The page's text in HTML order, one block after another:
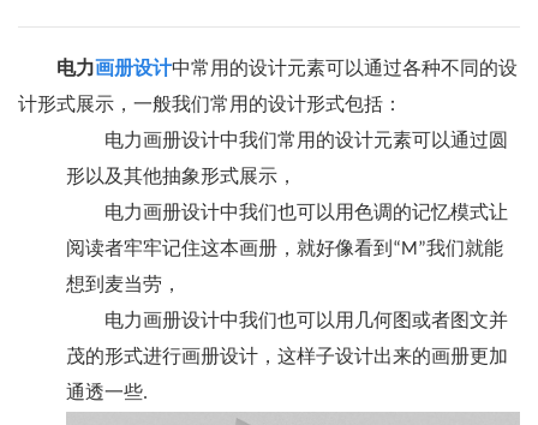
电力 画册设计中常用的设计元素可以通过各种不同的设
计形式展示，一般我们常用的设计形式包括：
电力画册设计中我们常用的设计元素可以通过圆
形以及其他抽象形式展示，
电力画册设计中我们也可以用色调的记忆模式让
阅读者牢牢记住这本画册，就好像看到“M”我们就能
想到麦当劳，
电力画册设计中我们也可以用几何图或者图文并
茂的形式进行画册设计，这样子设计出来的画册更加
通透一些.